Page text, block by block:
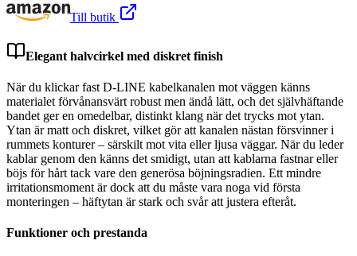
Till butik
Elegant halvcirkel med diskret finish
När du klickar fast D-LINE kabelkanalen mot väggen känns
materialet förvånansvärt robust men ändå lätt, och det självhäftande
bandet ger en omedelbar, distinkt klang när det trycks mot ytan.
Ytan är matt och diskret, vilket gör att kanalen nästan försvinner i
rummets konturer – särskilt mot vita eller ljusa väggar. När du leder
kablar genom den känns det smidigt, utan att kablarna fastnar eller
böjs för hårt tack vare den generösa böjningsradien. Ett mindre
irritationsmoment är dock att du måste vara noga vid första
monteringen – häftytan är stark och svår att justera efteråt.
Funktioner och prestanda